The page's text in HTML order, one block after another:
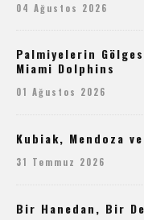
04 Ağustos 2026
Palmiyelerin
Miami Dolphins
01 Ağustos 2026
Kubiak, Mendoza
31 Temmuz 2026
Bir Hanedan, Bir